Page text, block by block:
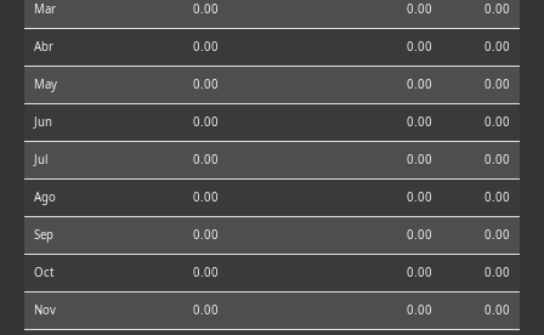
Mar 0.00 0.00 0.00
Abr 0.00 0.00 0.00
May 0.00 0.00 0.00
Jun 0.00 0.00 0.00
Jul 0.00 0.00 0.00
Ago 0.00 0.00 0.00
Sep 0.00 0.00 0.00
Oct 0.00 0.00 0.00
Nov 0.00 0.00 0.00